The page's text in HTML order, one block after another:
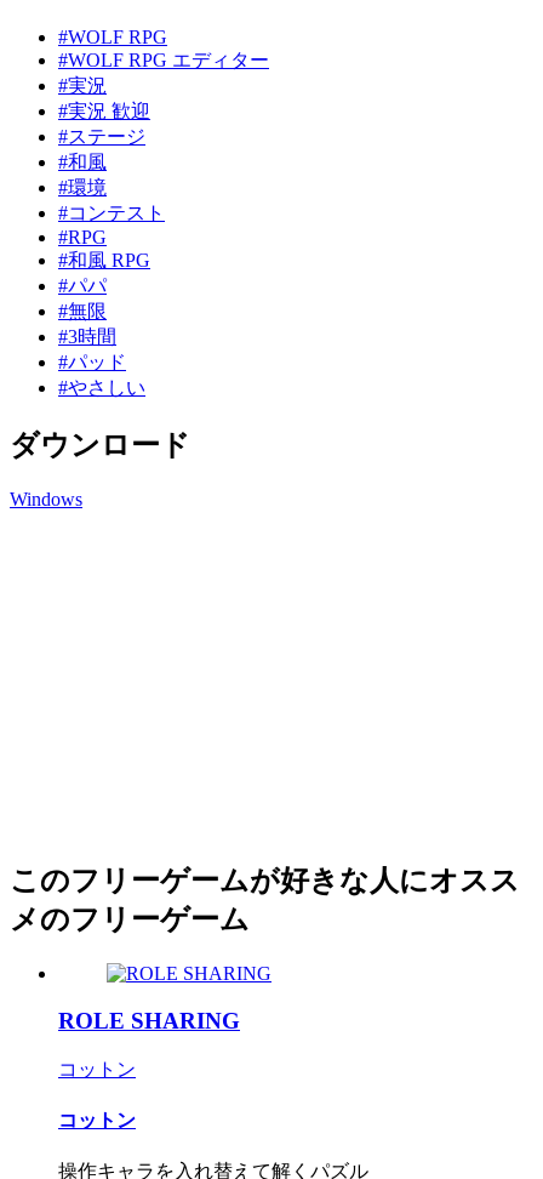
#WOLF RPG
#WOLF RPG エディター
#実況
#実況 歓迎
#ステージ
#和風
#環境
#コンテスト
#RPG
#和風 RPG
#パパ
#無限
#3時間
#パッド
#やさしい
ダウンロード
Windows
このフリーゲームが好きな人にオスス
メのフリーゲーム
ROLE SHARING
コットン
コットン
操作キャラを入れ替えて解くパズル